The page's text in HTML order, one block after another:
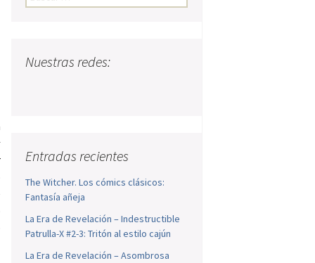
Nuestras redes:
Entradas recientes
The Witcher. Los cómics clásicos:
Fantasía añeja
La Era de Revelación – Indestructible
Patrulla-X #2-3: Tritón al estilo cajún
La Era de Revelación – Asombrosa